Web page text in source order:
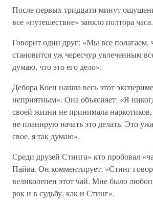
После первых тридцати минут
все «путешествие» заняло полтора часа.
Говорит один друг: «Мы все полагаем,
становится уж чересчур увлеченным
думаю, что это его дело».
Дебора Коен нашла весь этот
неприятным». Она объясняет: «Я
своей жизни не принимала наркотиков,
не планирую начать это делать. Это
свое, я так думаю».
Среди друзей Стинга» кто пробовал
Пайва. Он комментирует: «Стинг
великолепен этот чай. Мне было
рок и в судьбу, как и Стинг».